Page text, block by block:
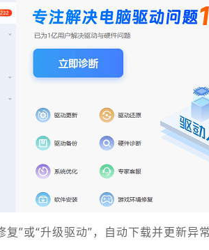
”或“升级驱动”，自动下载并更新异常